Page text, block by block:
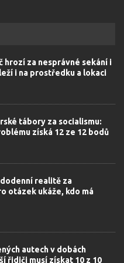
hrozí za nesprávné sekání i
i na prostředku a lokaci
tábory za socialismu:
získá 12 ze 12 bodů
realitě za
otázek ukáže, kdo má
autech v dobách
řidiči musí získat 10 z 10